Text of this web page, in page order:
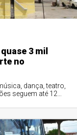
3 mil
no
dança, teatro,
seguem até 12